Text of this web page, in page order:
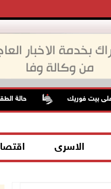
فوريك حالة الطقس:
الاسرى